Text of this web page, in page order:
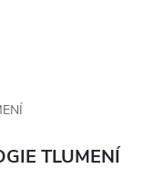
TLUMENÍ